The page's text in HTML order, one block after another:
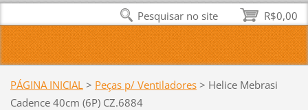
PÁGINA INICIAL > Peças p/ Ventiladores > Helice Mebrasi
Cadence 40cm (6P) CZ.6884
R$0,00
Pesquisar no site